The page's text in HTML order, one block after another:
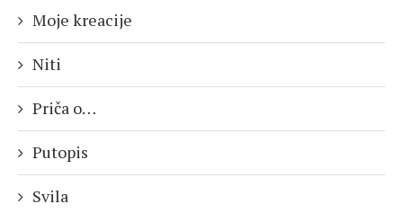
Moje kreacije
Niti
Priča o…
Putopis
Svila